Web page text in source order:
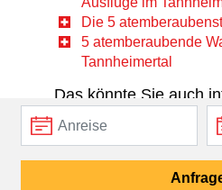
Die 5
5 atemberaubende
Tannheimertal
Das könnte Sie auch
Hotels im Tannheimer
Hotels in
Hotels in Tannheim